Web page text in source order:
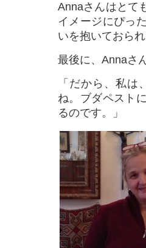
Annaさんはとて
イメージにぴっ
いを抱いておら
最後に、Annaさ
「だから、私
ね。ブダペスト
るのです。」